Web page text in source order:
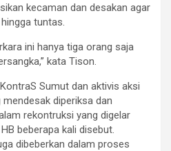
kecaman dan desakan agar
tuntas.
ini hanya tiga orang saja
kata Tison.
Sumut dan aktivis aksi
diperiksa dan
rekontruksi yang digelar
beberapa kali disebut.
dibeberkan dalam proses